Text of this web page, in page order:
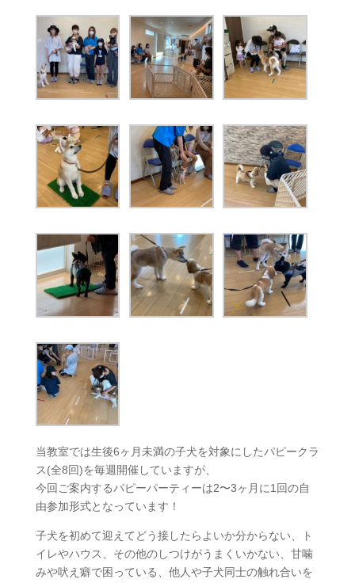
当教室では生後6ヶ月未満の子犬を対象にしたパピークラ
ス(全8回)を毎週開催していますが、
今回ご案内するパピーパーティーは2〜3ヶ月に1回の自
由参加形式となっています！
子犬を初めて迎えてどう接したらよいか分からない、ト
イレやハウス、その他のしつけがうまくいかない、甘噛
みや吠え癖で困っている、他人や子犬同士の触れ合いを